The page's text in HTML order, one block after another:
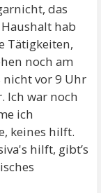
das
hab
Tätigkeiten,
noch am
nicht vor 9 Uhr
Ich war noch
ich
keines hilft.
hilft, gibt’s